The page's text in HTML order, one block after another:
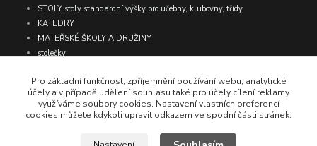
STOLY stoly standardní výšky pro učebny, klubovny, třídy
KATEDRY
MATEŘSKÉ ŠKOLY A DRUŽINY
stolečky
molitany
matrace
STANDARTNÍ SESTAVY vybrané sestavy s designovými ochrannými
Pro základní funkčnost, zpříjemnění používání webu, analytické
účely a v případě udělení souhlasu také pro účely cílení reklamy
využíváme soubory cookies. Nastavení vlastních preferencí
cookies můžete kdykoli upravit odkazem ve spodní části stránek.